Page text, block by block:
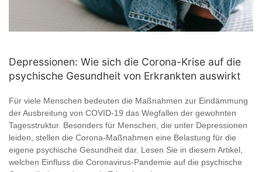
Depressionen: Wie sich die Corona-Krise auf die
psychische Gesundheit von Erkrankten auswirkt
Für viele Menschen bedeuten die Maßnahmen zur Eindämmung
der Ausbreitung von COVID-19 das Wegfallen der gewohnten
Tagesstruktur. Besonders für Menschen, die unter Depressionen
leiden, stellen die Corona-Maßnahmen eine Belastung für die
eigene psychische Gesundheit dar. Lesen Sie in diesem Artikel,
welchen Einfluss die Coronavirus-Pandemie auf die psychische